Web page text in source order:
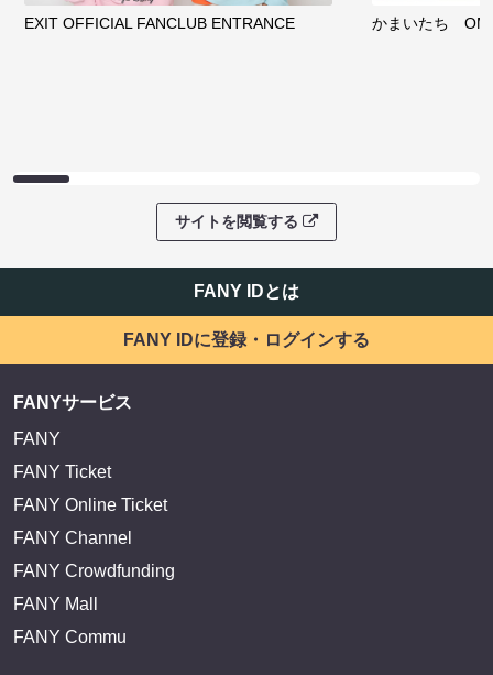
EXIT OFFICIAL FANCLUB ENTRANCE かまいたち
サイトを閲覧する
FANY IDとは
FANY IDに登録・ログインする
FANYサービス
FANY
FANY Ticket
FANY Online Ticket
FANY Channel
FANY Crowdfunding
FANY Mall
FANY Commu